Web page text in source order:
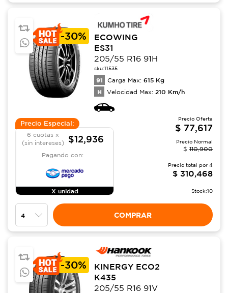
-30%
ECOWING
ES31
205/55 R16 91H
sku:11535
91 Carga Max: 615 Kg
H Velocidad Max: 210 Km/h
Precio Especial:
6 cuotas x
(sin intereses)
$12,936
Pagando con:
X unidad
Precio Oferta
$ 77,617
Precio Normal
$ 110,900
Precio total por 4
$ 310,468
Stock:10
COMPRAR
-30%
KINERGY ECO2
K435
205/55 R16 91V